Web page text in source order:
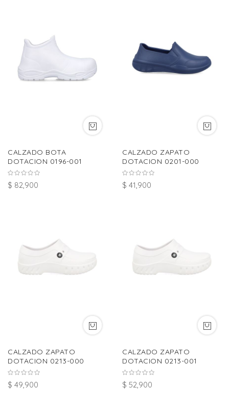
CALZADO BOTA
DOTACION 0196-001
$ 82,900
CALZADO ZAPATO
DOTACION 0201-000
$ 41,900
CALZADO ZAPATO
DOTACION 0213-000
$ 49,900
CALZADO ZAPATO
DOTACION 0213-001
$ 52,900